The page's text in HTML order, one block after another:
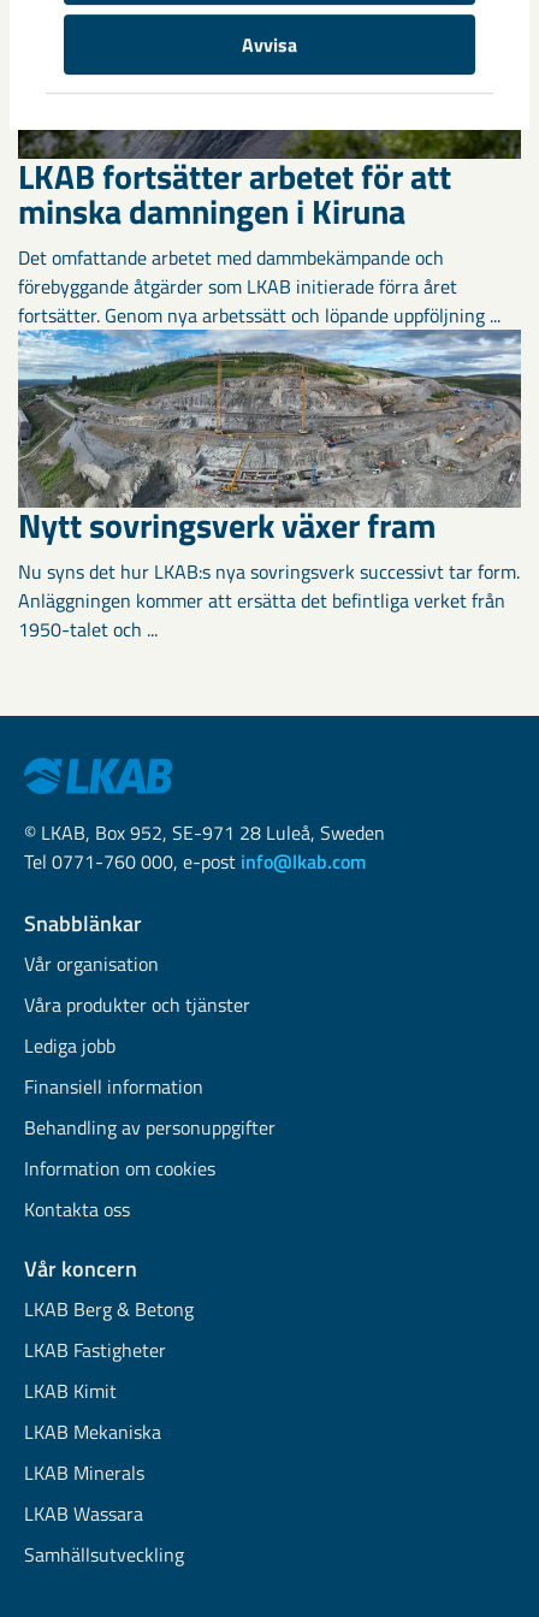
Avvisa
LKAB fortsätter arbetet för att
minska damningen i Kiruna
Det omfattande arbetet med dammbekämpande och
förebyggande åtgärder som LKAB initierade förra året
fortsätter. Genom nya arbetssätt och löpande uppföljning ...
Nytt sovringsverk växer fram
Nu syns det hur LKAB:s nya sovringsverk successivt tar form.
Anläggningen kommer att ersätta det befintliga verket från
1950-talet och ...
© LKAB, Box 952, SE-971 28 Luleå, Sweden
Tel 0771-760 000, e-post info@lkab.com
Snabblänkar
Vår organisation
Våra produkter och tjänster
Lediga jobb
Finansiell information
Behandling av personuppgifter
Information om cookies
Kontakta oss
Vår koncern
LKAB Berg & Betong
LKAB Fastigheter
LKAB Kimit
LKAB Mekaniska
LKAB Minerals
LKAB Wassara
Samhällsutveckling